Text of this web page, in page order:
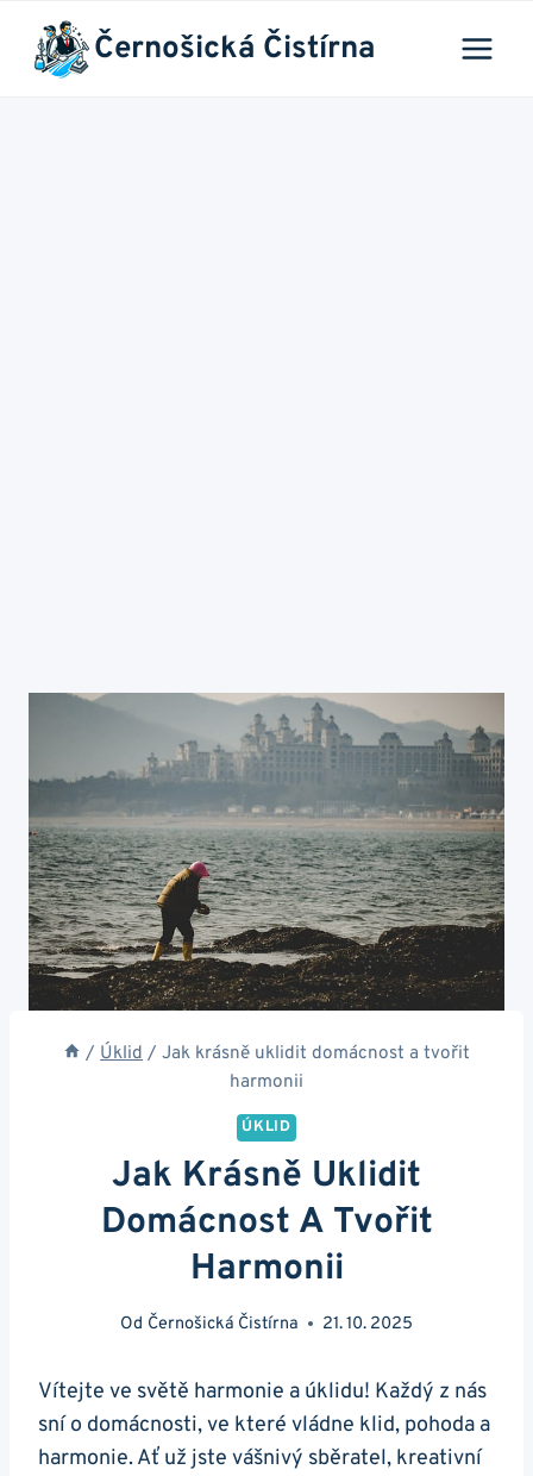
Přeskočit
obsah
Černošická Čistírna
/ Úklid / Jak krásně uklidit domácnost a tvořit
harmonii
ÚKLID
Jak Krásně Uklidit
Domácnost A Tvořit
Harmonii
Od Černošická Čistírna 21. 10. 2025
Vítejte ve světě harmonie a úklidu! Každý z nás
sní o domácnosti, ve které vládne klid, pohoda a
harmonie. Ať už jste vášnivý sběratel, kreativní